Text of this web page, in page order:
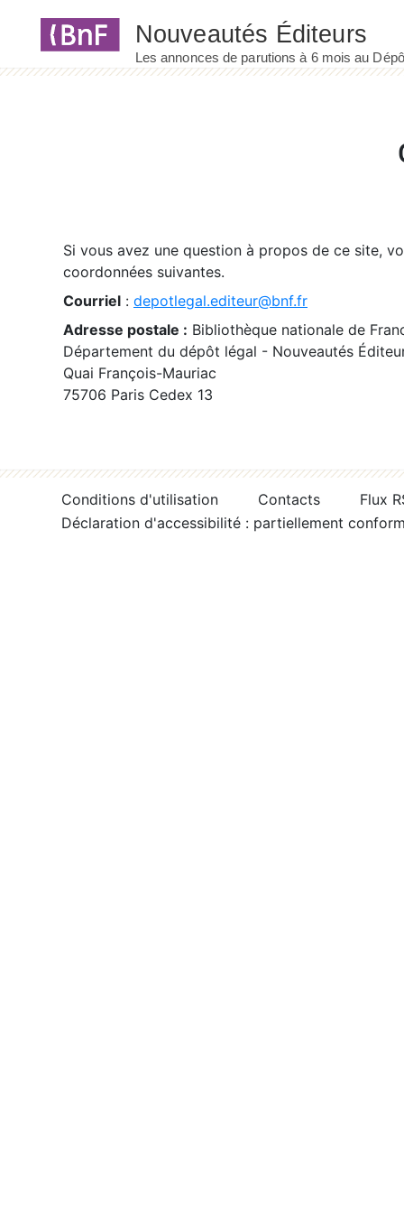
Si vous avez une question à propos de ce site,
coordonnées suivantes.
Courriel : depotlegal.editeur@bnf.fr
Adresse postale : Bibliothèque nationale de
Département du dépôt légal - Nouveautés
Quai François-Mauriac
75706 Paris Cedex 13
Conditions d'utilisation Contacts
Flux
Déclaration d'accessibilité : partiellement